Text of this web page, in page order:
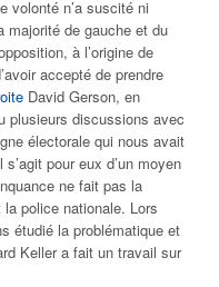
volonté n’a suscité ni
majorité de gauche et du
à l’origine de
accepté de prendre
David Gerson, en
plusieurs discussions avec
électorale qui nous avait
pour eux d’un moyen
ne fait pas la
police nationale. Lors
étudié la problématique et
Keller a fait un travail sur